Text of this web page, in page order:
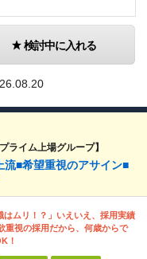
検討中に入れる
ライム上場グループ】
流■希望重視のアサイン■
はムリ！？」いえいえ、採用実績
重視の採用だから、何歳からで
！